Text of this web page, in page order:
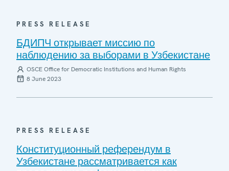
PRESS RELEASE
БДИПЧ открывает миссию по
наблюдению за выборами в Узбекистане
OSCE Office for Democratic Institutions and Human Rights
8 June 2023
PRESS RELEASE
Конституционный референдум в
Узбекистане рассматривается как